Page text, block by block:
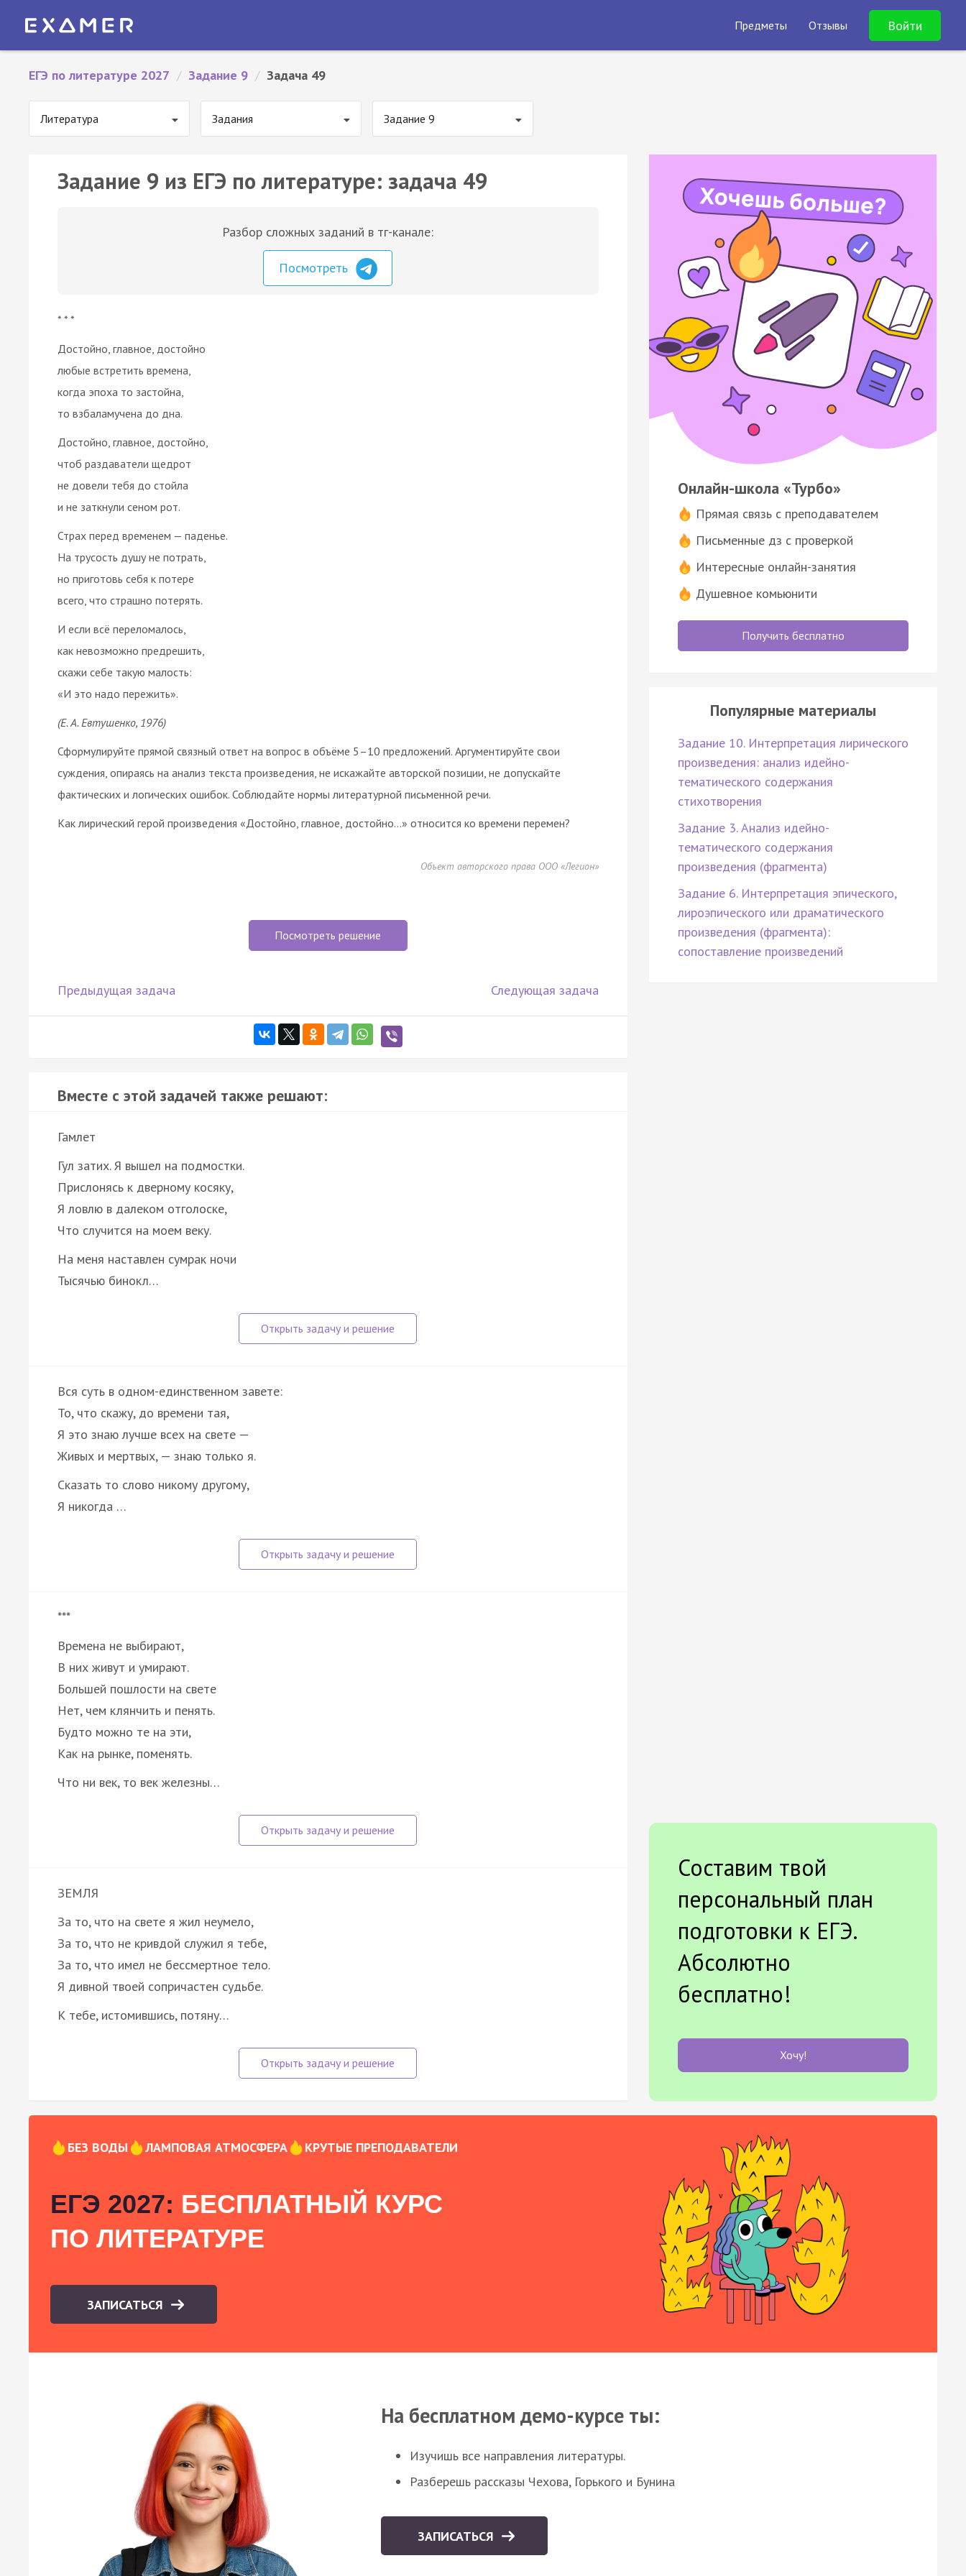
Предметы Отзывы Войти
ЕГЭ по литературе 2027 / Задание 9 / Задача 49
Литература Задания Задание 9
Задание 9 из ЕГЭ по литературе: задача 49
Разбор сложных заданий в тг-канале:
Посмотреть
* * *
Достойно, главное, достойно
любые встретить времена,
когда эпоха то застойна,
то взбаламучена до дна.
Достойно, главное, достойно,
чтоб раздаватели щедрот
не довели тебя до стойла
и не заткнули сеном рот.
Страх перед временем — паденье.
На трусость душу не потрать,
но приготовь себя к потере
всего, что страшно потерять.
И если всё переломалось,
как невозможно предрешить,
скажи себе такую малость:
«И это надо пережить».
(Е. А. Евтушенко, 1976)
Сформулируйте прямой связный ответ на вопрос в объёме 5–10 предложений. Аргументируйте свои
суждения, опираясь на анализ текста произведения, не искажайте авторской позиции, не допускайте
фактических и логических ошибок. Соблюдайте нормы литературной письменной речи.
Как лирический герой произведения «Достойно, главное, достойно…» относится ко времени перемен?
Объект авторского права ООО «Легион»
Посмотреть решение
Предыдущая задача Следующая задача
Вместе с этой задачей также решают:
Гамлет
Гул затих. Я вышел на подмостки.
Прислонясь к дверному косяку,
Я ловлю в далеком отголоске,
Что случится на моем веку.
На меня наставлен сумрак ночи
Тысячью бинокл…
Вся суть в одном-единственном завете:
То, что скажу, до времени тая,
Я это знаю лучше всех на свете —
Живых и мертвых, — знаю только я.
Сказать то слово никому другому,
Я никогда …
***
Времена не выбирают,
В них живут и умирают.
Большей пошлости на свете
Нет, чем клянчить и пенять.
Будто можно те на эти,
Как на рынке, поменять.
Что ни век, то век железны…
ЗЕМЛЯ
За то, что на свете я жил неумело,
За то, что не кривдой служил я тебе,
За то, что имел не бессмертное тело.
Я дивной твоей сопричастен судьбе.
К тебе, истомившись, потяну…
Онлайн-школа «Турбо»
Прямая связь с преподавателем
Письменные дз с проверкой
Интересные онлайн-занятия
Душевное комьюнити
Получить бесплатно
Популярные материалы
Задание 10. Интерпретация лирического
произведения: анализ идейно-
тематического содержания
стихотворения
Задание 3. Анализ идейно-
тематического содержания
произведения (фрагмента)
Задание 6. Интерпретация эпического,
лироэпического или драматического
произведения (фрагмента):
сопоставление произведений
Составим твой
персональный план
подготовки к ЕГЭ.
Абсолютно
бесплатно!
Хочу!
БЕЗ ВОДЫ ЛАМПОВАЯ АТМОСФЕРА КРУТЫЕ ПРЕПОДАВАТЕЛИ
ЕГЭ 2027: БЕСПЛАТНЫЙ КУРС
ПО ЛИТЕРАТУРЕ
ЗАПИСАТЬСЯ
На бесплатном демо-курсе ты:
Изучишь все направления литературы.
Разберешь рассказы Чехова, Горького и Бунина
ЗАПИСАТЬСЯ